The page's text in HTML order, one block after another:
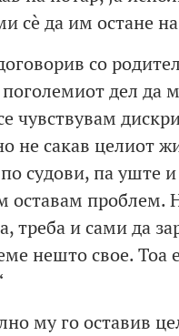
сè да им остане
со
поголемиот дел да
чувствувам
не сакав целиот
судови, па уште
оставам проблем.
треба и сами да
нешто свое. Тоа
му го оставив